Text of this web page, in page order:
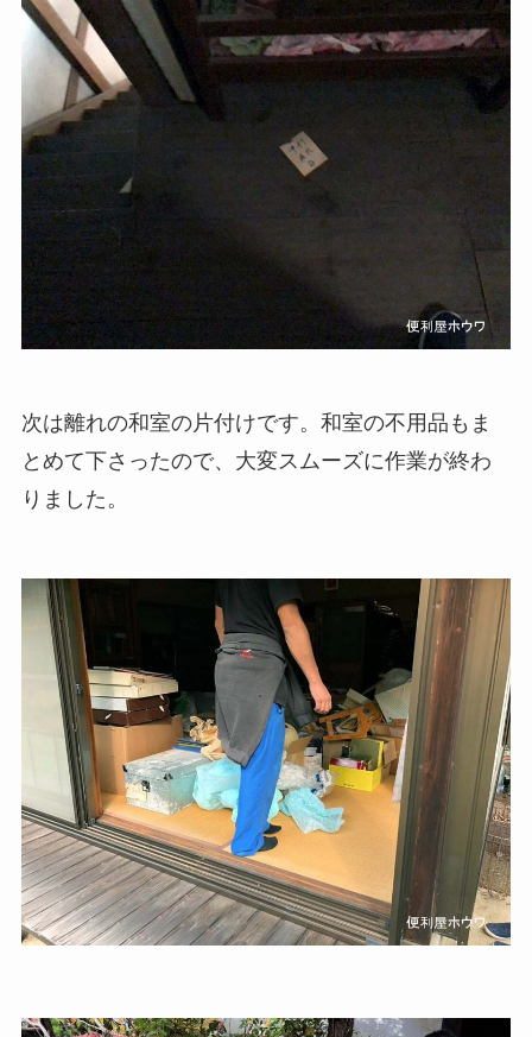
次は離れの和室の片付けです。和室の不用品もま
とめて下さったので、大変スムーズに作業が終わ
りました。